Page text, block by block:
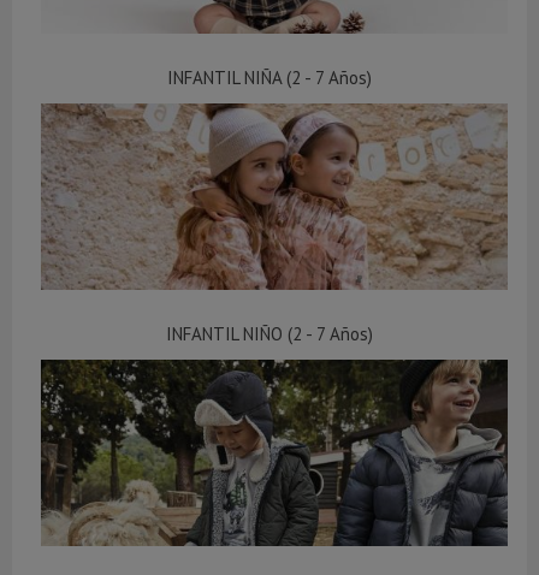
INFANTIL NIÑA (2 - 7 Años)
INFANTIL NIÑO (2 - 7 Años)